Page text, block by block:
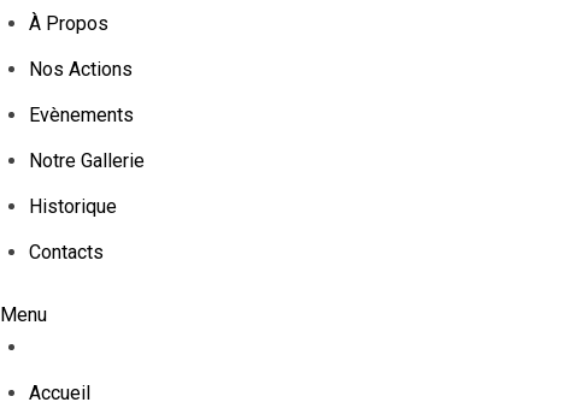
À Propos
Nos Actions
Evènements
Notre Gallerie
Historique
Contacts
Menu
Accueil